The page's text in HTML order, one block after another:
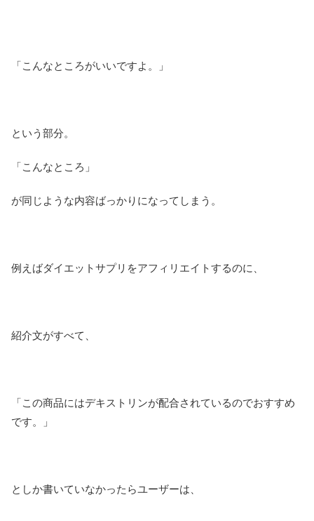
「こんなところがいいですよ。」
という部分。
「こんなところ」
が同じような内容ばっかりになってしまう。
例えばダイエットサプリをアフィリエイトするのに、
紹介文がすべて、
「この商品にはデキストリンが配合されているのでおすすめ
です。」
としか書いていなかったらユーザーは、